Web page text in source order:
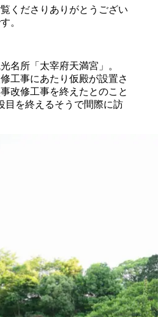
くださりありがとうござい
。
名所「太宰府天満宮」。
工事にあたり仮殿が設置さ
改修工事を終えたとのこと
目を終えるそうで間際に訪